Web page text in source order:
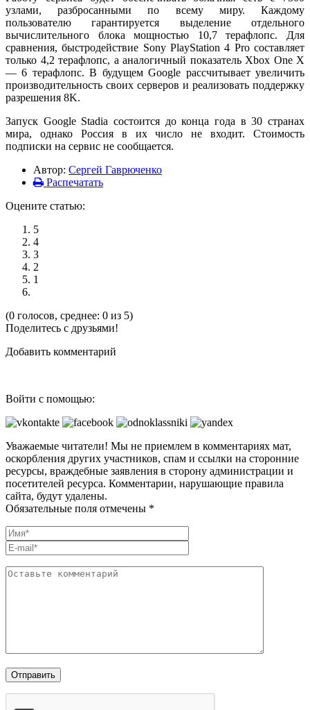
узлами, разбросанными по всему миру. Каждому
пользователю гарантируется выделение отдельного
вычислительного блока мощностью 10,7 терафлопс. Для
сравнения, быстродействие Sony PlayStation 4 Pro составляет
только 4,2 терафлопс, а аналогичный показатель Xbox One X
— 6 терафлопс. В будущем Google рассчитывает увеличить
производительность своих серверов и реализовать поддержку
разрешения 8K.
Запуск Google Stadia состоится до конца года в 30 странах
мира, однако Россия в их число не входит. Стоимость
подписки на сервис не сообщается.
Автор: Сергей Гаврюченко
Распечатать
Оцените статью:
5
4
3
2
1
(0 голосов, среднее: 0 из 5)
Поделитесь с друзьями!
Добавить комментарий
Войти с помощью:
Уважаемые читатели! Мы не приемлем в комментариях мат,
оскорбления других участников, спам и ссылки на сторонние
ресурсы, враждебные заявления в сторону администрации и
посетителей ресурса. Комментарии, нарушающие правила
сайта, будут удалены.
Обязательные поля отмечены *